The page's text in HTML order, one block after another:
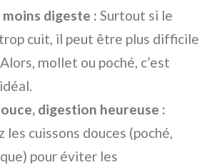
moins digeste : Surtout si le
cuit, il peut être plus difficile
mollet ou poché, c’est
digestion heureuse :
les cuissons douces (poché,
pour éviter les